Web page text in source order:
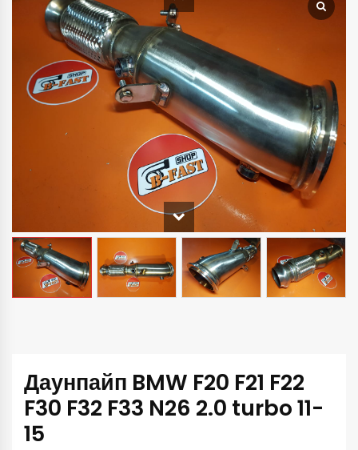
Даунпайп BMW F20 F21 F22
F30 F32 F33 N26 2.0 turbo 11-
15